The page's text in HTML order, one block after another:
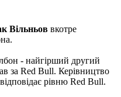
Вільньов вкотре
- найгірший другий
за Red Bull. Керівництво
рівню Red Bull.